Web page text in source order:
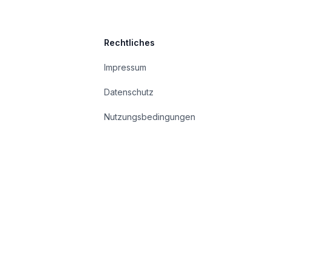
Rechtliches
Impressum
Datenschutz
Nutzungsbedingungen